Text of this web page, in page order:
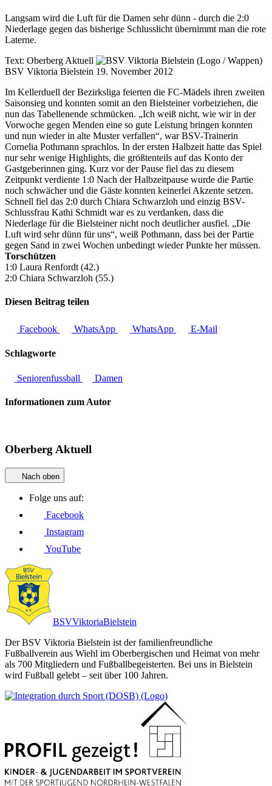
Langsam wird die Luft für die Damen sehr dünn - durch die 2:0
Niederlage gegen das bisherige Schlusslicht übernimmt man die rote
Laterne.
Text: Oberberg Aktuell
BSV Viktoria Bielstein 19. November 2012
Im Kellerduell der Bezirksliga feierten die FC-Mädels ihren zweiten
Saisonsieg und konnten somit an den Bielsteiner vorbeiziehen, die
nun das Tabellenende schmücken. „Ich weiß nicht, wie wir in der
Vorwoche gegen Menden eine so gute Leistung bringen konnten
und nun wieder in alte Muster verfallen“, war BSV-Trainerin
Cornelia Pothmann sprachlos. In der ersten Halbzeit hatte das Spiel
nur sehr wenige Highlights, die größtenteils auf das Konto der
Gastgeberinnen ging. Kurz vor der Pause fiel das zu diesem
Zeitpunkt verdiente 1:0 Nach der Halbzeitpause wurde die Partie
noch schwächer und die Gäste konnten keinerlei Akzente setzen.
Schnell fiel das 2:0 durch Chiara Schwarzloh und einzig BSV-
Schlussfrau Kathi Schmidt war es zu verdanken, dass die
Niederlage für die Bielsteiner nicht noch deutlicher ausfiel. „Die
Luft wird sehr dünn für uns“, weiß Pothmann, dass bei der Partie
gegen Sand in zwei Wochen unbedingt wieder Punkte her müssen.
Torschützen
1:0 Laura Renfordt (42.)
2:0 Chiara Schwarzloh (55.)
Diesen Beitrag teilen
Facebook WhatsApp WhatsApp E-Mail
Schlagworte
Seniorenfussball Damen
Informationen zum Autor
Oberberg Aktuell
Nach oben
Folge uns auf:
Facebook
Instagram
YouTube
BSVViktoriaBielstein
Der BSV Viktoria Bielstein ist der familienfreundliche
Fußballverein aus Wiehl im Oberbergischen und Heimat von mehr
als 700 Mitgliedern und Fußballbegeisterten. Bei uns in Bielstein
wird Fußball gelebt – seit über 100 Jahren.